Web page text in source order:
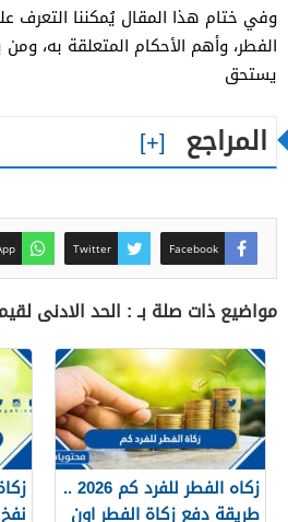
وفي ختام هذا المقال يُمكننا التعرف
الفطر، وأهم الأحكام المتعلقة به،
يستحق
المراجع
Facebook
Twitter
مواضيع ذات صلة بـ : الحد الادنى
زكاه الفطر للفرد كم 2026 ..
طريقة دفع زكاة الفطر اون